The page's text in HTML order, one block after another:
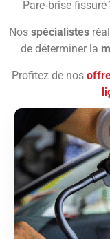
Pare‑brise fissuré
Nos spécialistes
de déterminer la
Profitez de nos